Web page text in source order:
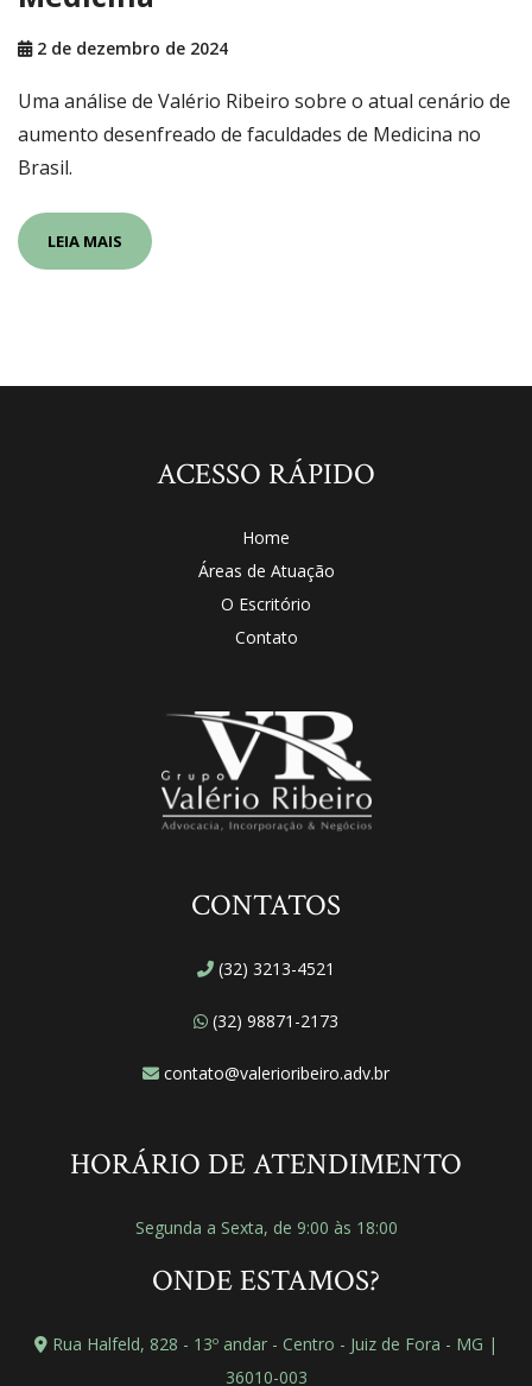
2 de dezembro de 2024
Uma análise de Valério Ribeiro sobre o atual cenário de
aumento desenfreado de faculdades de Medicina no
Brasil.
LEIA MAIS
ACESSO RÁPIDO
Home
Áreas de Atuação
O Escritório
Contato
CONTATOS
(32) 3213-4521
(32) 98871-2173
contato@valerioribeiro.adv.br
HORÁRIO DE ATENDIMENTO
Segunda a Sexta, de 9:00 às 18:00
ONDE ESTAMOS?
Rua Halfeld, 828 - 13º andar - Centro - Juiz de Fora - MG |
36010-003